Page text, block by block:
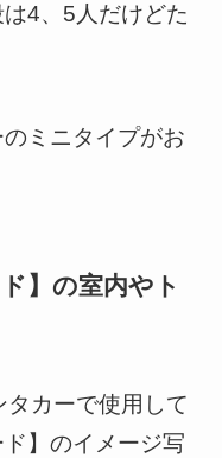
4、5人だけどた
ミニタイプがお
】の室内やト
カーで使用して
】のイメージ写